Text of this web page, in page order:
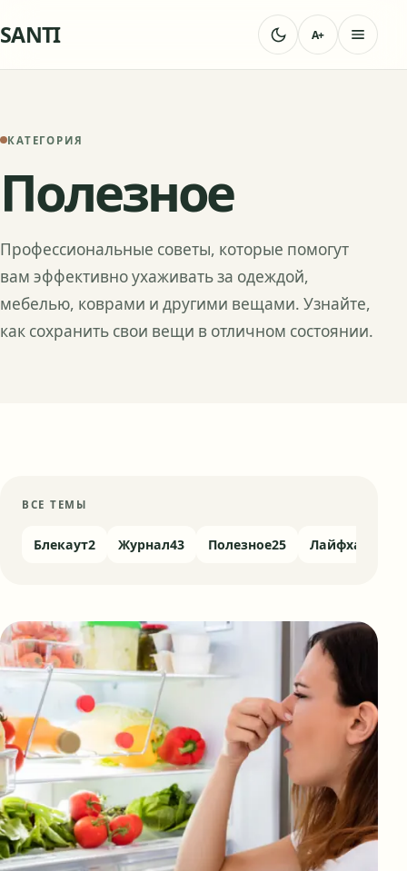
SANTI A+
КАТЕГОРИЯ
Полезное
Профессиональные советы, которые помогут
вам эффективно ухаживать за одеждой,
мебелью, коврами и другими вещами. Узнайте,
как сохранить свои вещи в отличном состоянии.
ВСЕ ТЕМЫ
Блекаут2 Журнал43 Полезное25 Лайфхаки